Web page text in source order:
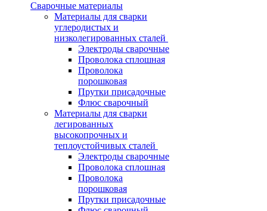
Сварочные материалы
Материалы для сварки
углеродистых и
низколегированных сталей
Электроды сварочные
Проволока сплошная
Проволока
порошковая
Прутки присадочные
Флюс сварочный
Материалы для сварки
легированных
высокопрочных и
теплоустойчивых сталей
Электроды сварочные
Проволока сплошная
Проволока
порошковая
Прутки присадочные